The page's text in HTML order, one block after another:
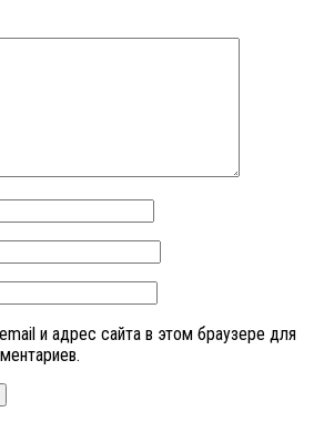
и адрес сайта в этом браузере для